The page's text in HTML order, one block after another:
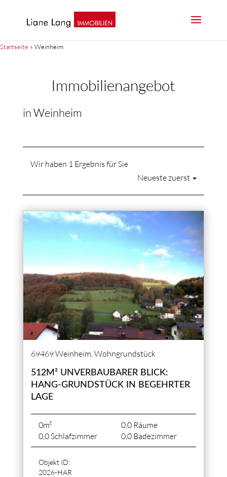
Startseite » Weinheim
Immobilien­angebot
in Weinheim
Wir haben 1 Ergebnis für Sie
Neueste zuerst
69469 Weinheim, Wohngrundstück
512M² UNVERBAUBARER BLICK:
HANG-GRUNDSTÜCK IN BEGEHRTER
LAGE
0m²
0,0 Räume
0,0 Schlafzimmer
0,0 Badezimmer
Objekt ID:
2026-HAR